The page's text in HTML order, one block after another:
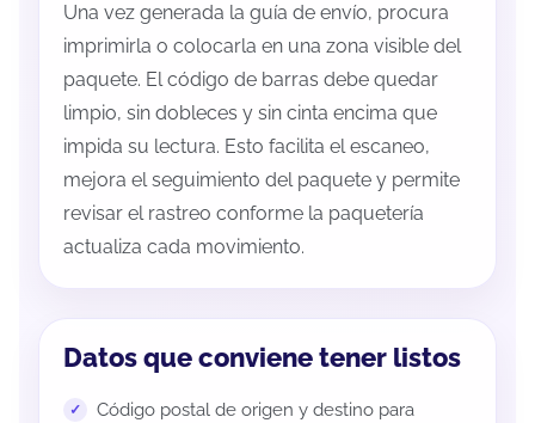
Una vez generada la guía de envío, procura
imprimirla o colocarla en una zona visible del
paquete. El código de barras debe quedar
limpio, sin dobleces y sin cinta encima que
impida su lectura. Esto facilita el escaneo,
mejora el seguimiento del paquete y permite
revisar el rastreo conforme la paquetería
actualiza cada movimiento.
Datos que conviene tener listos
Código postal de origen y destino para